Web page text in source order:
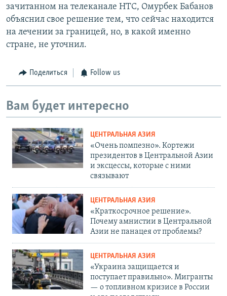
зачитанном на телеканале НТС, Омурбек Бабанов
объяснил свое решение тем, что сейчас находится
на лечении за границей, но, в какой именно
стране, не уточнил.
Поделиться Follow us
Вам будет интересно
ЦЕНТРАЛЬНАЯ АЗИЯ
«Очень помпезно». Кортежи
президентов в Центральной Азии
и эксцессы, которые с ними
связывают
ЦЕНТРАЛЬНАЯ АЗИЯ
«Краткосрочное решение».
Почему амнистии в Центральной
Азии не панацея от проблемы?
ЦЕНТРАЛЬНАЯ АЗИЯ
«Украина защищается и
поступает правильно». Мигранты
— о топливном кризисе в России